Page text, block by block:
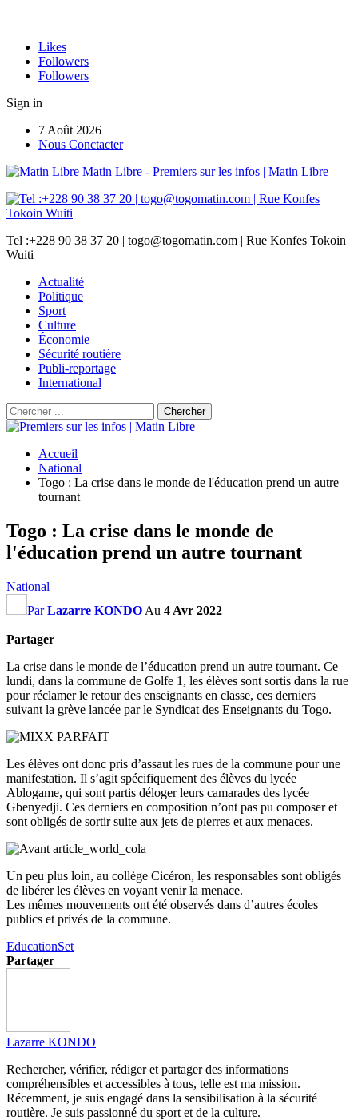
Likes
Followers
Followers
Sign in
7 Août 2026
Nous Conctacter
Matin Libre - Premiers sur les infos | Matin Libre
Tel :+228 90 38 37 20 | togo@togomatin.com | Rue Konfes Tokoin
Wuiti
Actualité
Politique
Sport
Culture
Économie
Sécurité routière
Publi-reportage
International
Accueil
National
Togo : La crise dans le monde de l'éducation prend un autre
tournant
Togo : La crise dans le monde de
l'éducation prend un autre tournant
National
ParLazarre KONDO Au 4 Avr 2022
Partager
La crise dans le monde de l’éducation prend un autre tournant. Ce
lundi, dans la commune de Golfe 1, les élèves sont sortis dans la rue
pour réclamer le retour des enseignants en classe, ces derniers
suivant la grève lancée par le Syndicat des Enseignants du Togo.
Les élèves ont donc pris d’assaut les rues de la commune pour une
manifestation. Il s’agit spécifiquement des élèves du lycée
Ablogame, qui sont partis déloger leurs camarades des lycée
Gbenyedji. Ces derniers en composition n’ont pas pu composer et
sont obligés de sortir suite aux jets de pierres et aux menaces.
Un peu plus loin, au collège Cicéron, les responsables sont obligés
de libérer les élèves en voyant venir la menace.
Les mêmes mouvements ont été observés dans d’autres écoles
publics et privés de la commune.
EducationSet
Partager
Lazarre KONDO
Rechercher, vérifier, rédiger et partager des informations
compréhensibles et accessibles à tous, telle est ma mission.
Récemment, je suis engagé dans la sensibilisation à la sécurité
routière. Je suis passionné du sport et de la culture.